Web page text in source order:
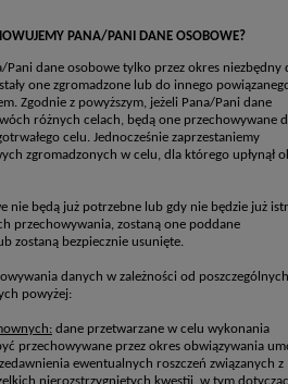
PANA/PANI DANE OSOBOWE?
Pani dane osobowe tylko przez okres niezbędny
one zgromadzone lub do innego
Zgodnie z powyższym, jeżeli Pana/Pani dane
różnych celach, będą one przechowywane
celu. Jednocześnie zaprzestaniemy
zgromadzonych w celu, dla którego upłynął
nie będą już potrzebne lub gdy nie będzie już
przechowywania, zostaną one poddane
zostaną bezpiecznie usunięte.
danych w zależności od poszczególnych
powyżej:
dane przetwarzane w celu wykonania
przechowywane przez okres obwiązywania
ewentualnych roszczeń związanych z